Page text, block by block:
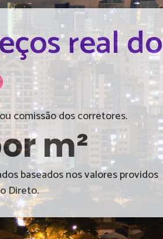
real do
comissão dos corretores.
m²
baseados nos valores providos
Direto.